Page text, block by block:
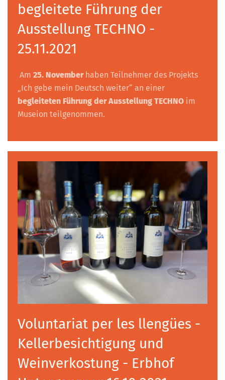
begleitete Führung der
Ausstellung TECHNO -
25.11.2021
Am 25. Novemberhaben Teilnehmer des Projekts
„Ich gebe mein Deutsch weiter“ an einer
begleiteten Führung der Ausstellung TECHNO im
Museion teilgenommen.
Voluntariat per les llengües -
Kellerbesichtigung und
Weinverkostung - Erbhof